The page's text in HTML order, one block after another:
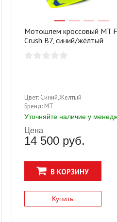
Мотошлем кроссовый MT
Crush B7, синий/жёлтый
Цвет:Синий,Желтый
Бренд:MT
Уточняйте наличие у
Цена
14 500 руб.
В КОРЗИНУ
Купить